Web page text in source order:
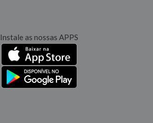
Instale as nossas APPS